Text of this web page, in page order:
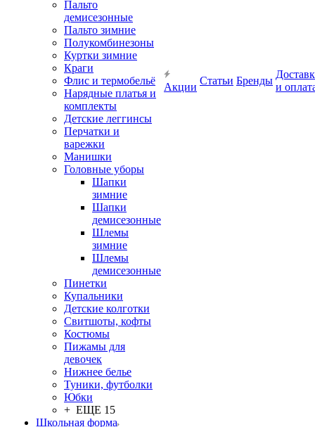
Пальто
демисезонные
Пальто зимние
Полукомбинезоны
Куртки зимние
Краги
Флис и термобельё
Нарядные платья и
комплекты
Детские леггинсы
Перчатки и
варежки
Манишки
Головные уборы
Шапки
зимние
Шапки
демисезонные
Шлемы
зимние
Шлемы
демисезонные
Пинетки
Купальники
Детские колготки
Свитшоты, кофты
Костюмы
Пижамы для
девочек
Нижнее белье
Туники, футболки
Юбки
+ ЕЩЕ 15
Школьная форма
Акции
Статьи Бренды
и